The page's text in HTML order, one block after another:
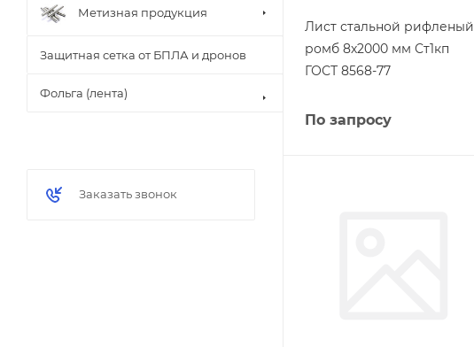
Лист стальной рифленый
ромб 8х2000 мм Ст1кп
ГОСТ 8568-77
По запросу
Метизная продукция
Защитная сетка от БПЛА и дронов
Фольга (лента)
Заказать звонок